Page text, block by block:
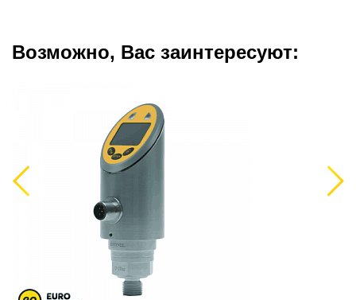
Возможно, Вас заинтересуют:
Previous Next